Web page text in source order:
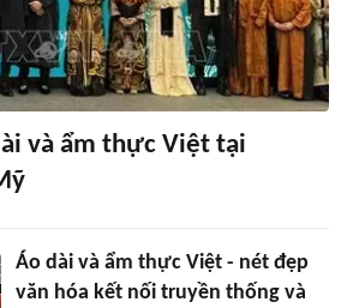
và ẩm thực Việt tại
Áo dài và ẩm thực Việt - nét đẹp
văn hóa kết nối truyền thống và